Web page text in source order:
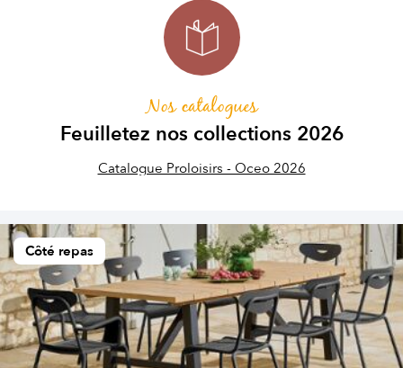
Nos catalogues
Feuilletez nos collections 2026
Catalogue Proloisirs - Oceo 2026
Côté repas